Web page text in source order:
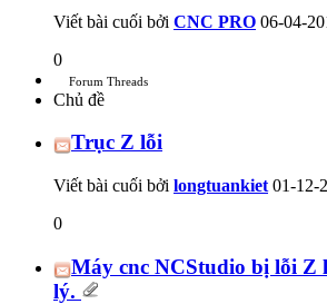
Viết bài cuối bởi CNC PRO 06-04-
0
Forum Threads
Chủ đề
Trục Z lỗi
Viết bài cuối bởi longtuankiet 01-12-
0
Máy cnc NCStudio bị lỗi Z
lý.